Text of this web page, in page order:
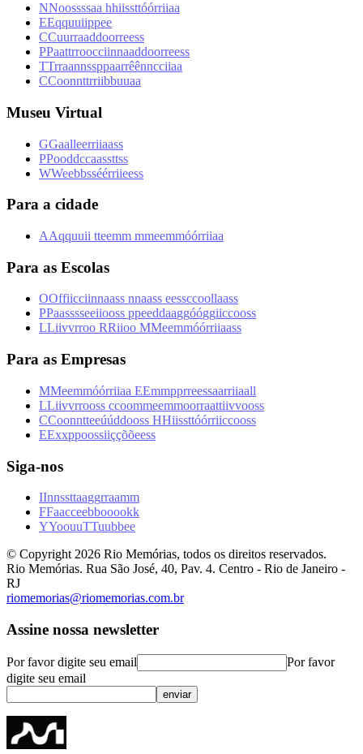
NNoossssaa hhiissttóórriiaa
EEqquuiippee
CCuurraaddoorreess
PPaattrroocciinnaaddoorreess
TTrraannssppaarrêênncciiaa
CCoonnttrriibbuuaa
Museu Virtual
GGaalleerriiaass
PPooddccaassttss
WWeebbsséérriieess
Para a cidade
AAqquuii tteemm mmeemmóórriiaa
Para as Escolas
OOffiicciinnaass nnaass eessccoollaass
PPaasssseeiiooss ppeeddaaggóóggiiccooss
LLiivvrroo RRiioo MMeemmóórriiaass
Para as Empresas
MMeemmóórriiaa EEmmpprreessaarriiaall
LLiivvrrooss ccoommeemmoorraattiivvooss
CCoonntteeúúddooss HHiissttóórriiccooss
EExxppoossiiççõõeess
Siga-nos
IInnssttaaggrraamm
FFaacceebbooookk
YYoouuTTuubbee
© Copyright 2026 Rio Memórias, todos os direitos reservados.
Rio Memórias. Rua São José, 40, Pav. 4. Centro - Rio de Janeiro -
RJ
riomemorias@riomemorias.com.br
Assine nossa newsletter
Por favor digite seu email
Por favor
digite seu email
enviar